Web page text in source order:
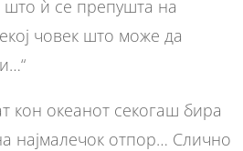
што ѝ се препушта на
човек што може да
кон океанот секогаш бира
најмалечок отпор… Слично